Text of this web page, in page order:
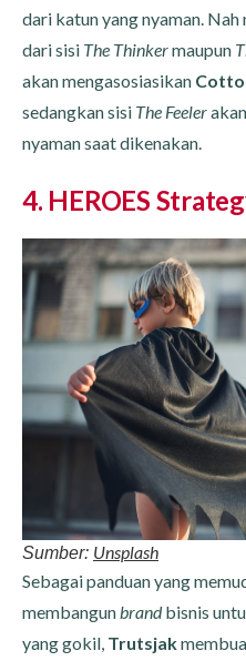
dari katun yang nyaman. Nah
dari sisi The Thinkermaupun
akan mengasosiasikan
sedangkan sisi The Feeler
nyaman saat dikenakan.
4. HEROES
Sumber: Unsplash
Sebagai panduan yang
membangun brandbisnis
yang gokil, Trutsjak